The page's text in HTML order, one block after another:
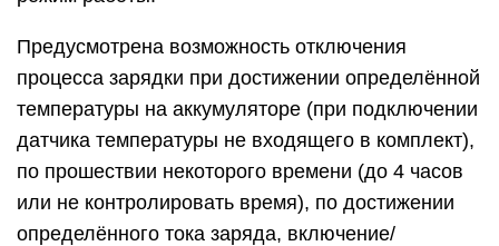
Предусмотрена возможность отключения
процесса зарядки при достижении определённой
температуры на аккумуляторе (при подключении
датчика температуры не входящего в комплект),
по прошествии некоторого времени (до 4 часов
или не контролировать время), по достижении
определённого тока заряда, включение/